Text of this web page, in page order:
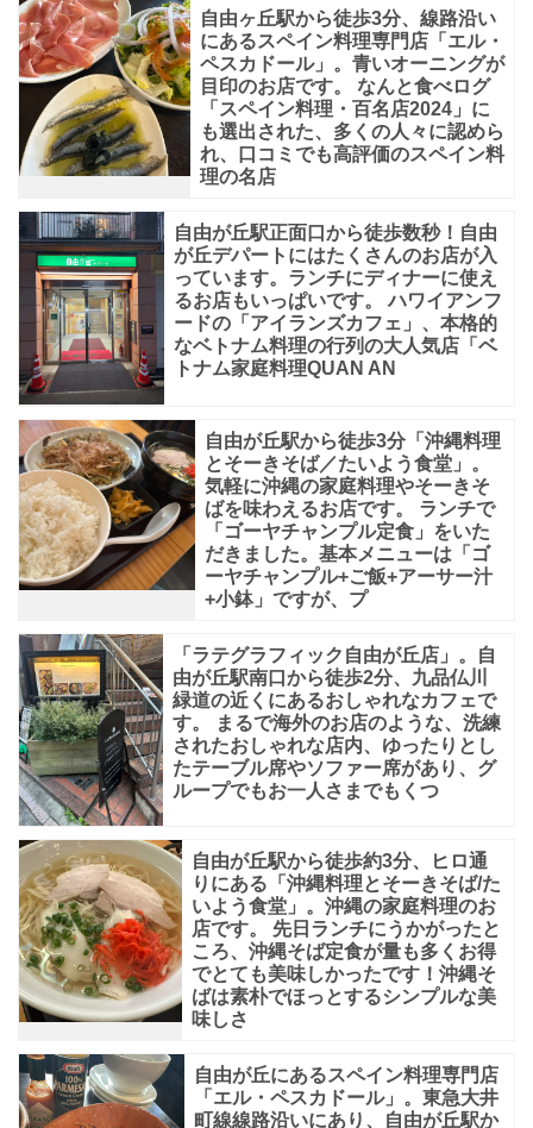
自由ヶ丘駅から徒歩3分、線路沿い
にあるスペイン料理専門店「エル・
ペスカドール」。青いオーニングが
目印のお店です。 なんと食べログ
「スペイン料理・百名店2024」に
も選出された、多くの人々に認めら
れ、口コミでも高評価のスペイン料
理の名店
自由が丘駅正面口から徒歩数秒！自由
が丘デパートにはたくさんのお店が入
っています。ランチにディナーに使え
るお店もいっぱいです。 ハワイアンフ
ードの「アイランズカフェ」、本格的
なベトナム料理の行列の大人気店「ベ
トナム家庭料理QUAN AN
自由が丘駅から徒歩3分「沖縄料理
とそーきそば／たいよう食堂」。
気軽に沖縄の家庭料理やそーきそ
ばを味わえるお店です。 ランチで
「ゴーヤチャンプル定食」をいた
だきました。基本メニューは「ゴ
ーヤチャンプル+ご飯+アーサー汁
+小鉢」ですが、プ
「ラテグラフィック自由が丘店」。自
由が丘駅南口から徒歩2分、九品仏川
緑道の近くにあるおしゃれなカフェで
す。 まるで海外のお店のような、洗練
されたおしゃれな店内、ゆったりとし
たテーブル席やソファー席があり、グ
ループでもお一人さまでもくつ
自由が丘駅から徒歩約3分、ヒロ通
りにある「沖縄料理とそーきそば/た
いよう食堂」。沖縄の家庭料理のお
店です。 先日ランチにうかがったと
ころ、沖縄そば定食が量も多くお得
でとても美味しかったです！沖縄そ
ばは素朴でほっとするシンプルな美
味しさ
自由が丘にあるスペイン料理専門店
「エル・ペスカドール」。東急大井
町線線路沿いにあり、自由が丘駅か